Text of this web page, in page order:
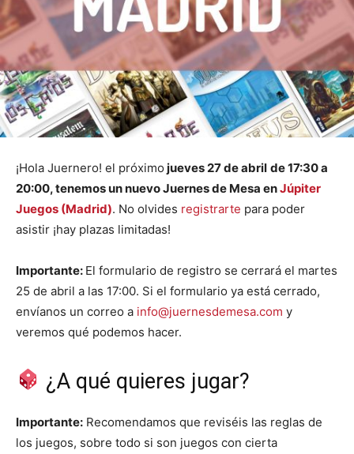
¡Hola Juernero! el próximo jueves 27 de abril de 17:30 a
20:00, tenemos un nuevo Juernes de Mesa enJúpiter
Juegos (Madrid). No olvides registrarte para poder
asistir ¡hay plazas limitadas!
Importante: El formulario de registro se cerrará el martes
25 de abril a las 17:00. Si el formulario ya está cerrado,
envíanos un correo a info@juernesdemesa.com y
veremos qué podemos hacer.
¿A qué quieres jugar?
Importante: Recomendamos que reviséis las reglas de
los juegos, sobre todo si son juegos con cierta